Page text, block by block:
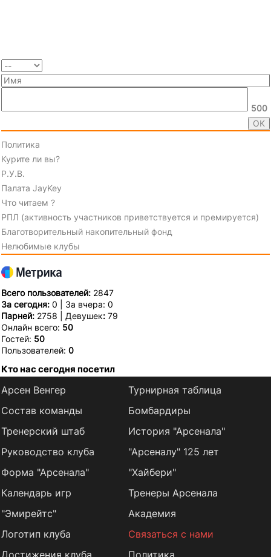
500
Политика
Курите ли вы?
Р.У.В.
Палата JayKey
Что читаем ?
РПЛ (активность участников приветствуется и премируется)
Благотворительный накопительный фонд
Нелюбимые клубы
Всего пользователей: 2847
За сегодня: 0 | За вчера: 0
Парней: 2758 | Девушек: 79
Онлайн всего: 50
Гостей: 50
Пользователей: 0
Кто нас сегодня посетил
Арсен Венгер
Состав команды
Тренерский штаб
Руководство клуба
Форма "Арсенала"
Календарь игр
Турнирная таблица
Бомбардиры
История "Арсенала"
"Арсеналу" 125 лет
"Хайбери"
Тренеры Арсенала
"Эмирейтс"
Логотип клуба
Достижения клуба
Академия
Связаться с нами
Политика